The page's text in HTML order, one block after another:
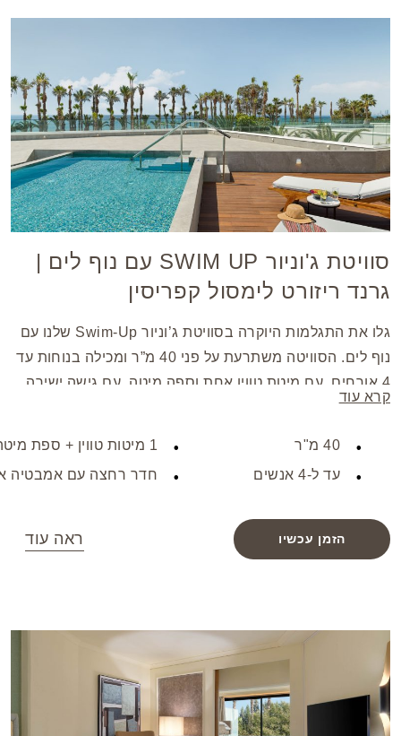
סוויטת ג'וניור SWIM UP עם נוף לים |
גרנד ריזורט לימסול קפריסין
גלו את התגלמות היוקרה בסוויטת ג’וניור Swim-Up שלנו עם
נוף לים. הסוויטה משתרעת על פני 40 מ”ר ומכילה בנוחות עד
4 אורחים, עם מיטת טווין אחת וספה מיטה. עם גישה ישירה
למרפסת הפרטית שלכם, תוכלו ליהנות מנוף הים העוצר
מושלמת למשפחות או זוגות המחפשים מקום מפנק לשהייה
בלתי נשכחת.
קרא עוד
40 מ"ר
עד ל-4 אנשים
1 מיטות טווין + ספת מיטה
חדר רחצה עם אמבטיה
הזמן עכשיו ראה עוד